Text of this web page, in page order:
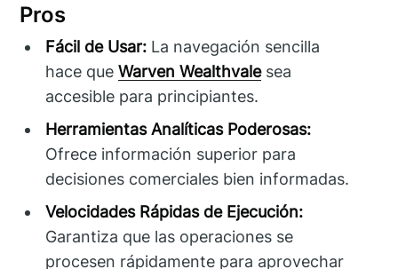
Pros
Fácil de Usar: La navegación sencilla
hace queWarven Wealthvalesea
accesible para principiantes.
Herramientas Analíticas Poderosas:
Ofrece información superior para
decisiones comerciales bien informadas.
Velocidades Rápidas de Ejecución:
Garantiza que las operaciones se
procesen rápidamente para aprovechar